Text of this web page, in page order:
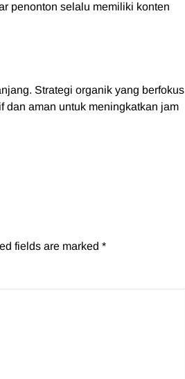
penonton selalu memiliki konten
Strategi organik yang berfokus
dan aman untuk meningkatkan jam
fields are marked *